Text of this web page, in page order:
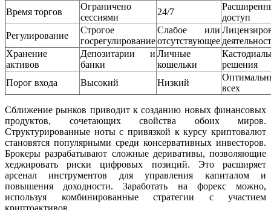
Время торгов
Ограничено
сессиями
24/7
доступ
Регулирование
Строгое
госрегулирование
Слабое или
отсутствующее
Хранение
активов
Депозитарии и
банки
Личные
кошельки
решения
Порог входа
Высокий Низкий
всех
Сближение рынков приводит к созданию новых финансовых
продуктов, сочетающих свойства обоих миров.
Структурированные ноты с привязкой к курсу криптовалют
становятся популярными среди консервативных инвесторов.
Брокеры разрабатывают сложные деривативы, позволяющие
хеджировать риски цифровых позиций. Это расширяет
арсенал инструментов для управления капиталом и
повышения доходности. Заработать на форекс можно,
используя комбинированные стратегии с участием
криптоактивов.